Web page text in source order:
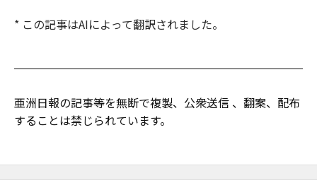
* この記事はAIによって翻訳されました。
亜洲日報の記事等を無断で複製、公衆送信 、翻案、配布
することは禁じられています。